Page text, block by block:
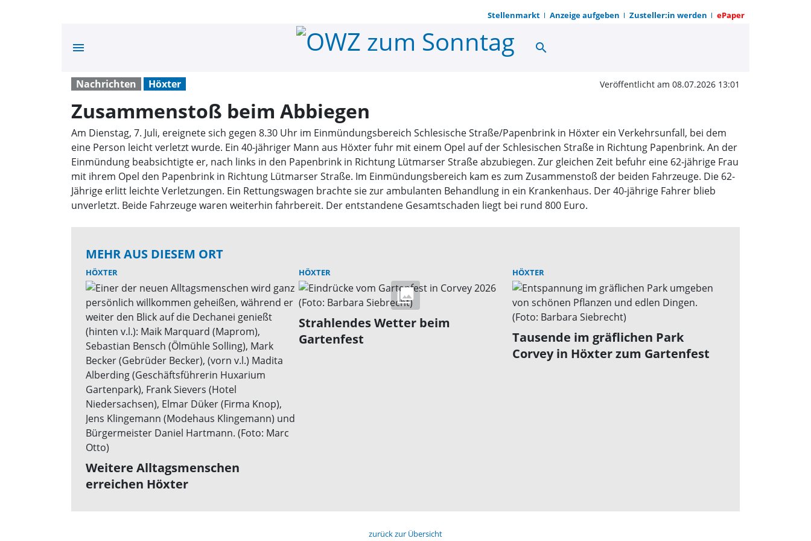
Stellenmarkt Anzeige aufgeben Zusteller:in werden ePaper
menu Zusammenstoß beim Abbiegen |
search
Nachrichten Höxter Veröffentlicht am 08.07.2026 13:01
Zusammenstoß beim Abbiegen
Am Dienstag, 7. Juli, ereignete sich gegen 8.30 Uhr im Einmündungsbereich Schlesische Straße/Papenbrink in Höxter ein Verkehrsunfall, bei dem
eine Person leicht verletzt wurde. Ein 40-jähriger Mann aus Höxter fuhr mit einem Opel auf der Schlesischen Straße in Richtung Papenbrink. An der
Einmündung beabsichtigte er, nach links in den Papenbrink in Richtung Lütmarser Straße abzubiegen. Zur gleichen Zeit befuhr eine 62-jährige Frau
mit ihrem Opel den Papenbrink in Richtung Lütmarser Straße. Im Einmündungsbereich kam es zum Zusammenstoß der beiden Fahrzeuge. Die 62-
Jährige erlitt leichte Verletzungen. Ein Rettungswagen brachte sie zur ambulanten Behandlung in ein Krankenhaus. Der 40-jährige Fahrer blieb
unverletzt. Beide Fahrzeuge waren weiterhin fahrbereit. Der entstandene Gesamtschaden liegt bei rund 800 Euro.
MEHR AUS DIESEM ORT
HÖXTER
Weitere Alltagsmenschen
erreichen Höxter
HÖXTER
Strahlendes Wetter beim
Gartenfest
HÖXTER
Tausende im gräflichen Park
Corvey in Höxter zum Gartenfest
zurück zur Übersicht